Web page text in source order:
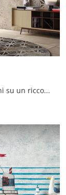
Clicca e ottieni informazioni su un ricco catalogo di Carta da parati vinilica moderna: il modello Archeo di Instabilelab ti aspetta!